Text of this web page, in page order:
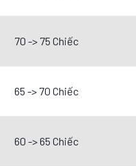
70 -> 75 Chiếc
65 -> 70 Chiếc
60 -> 65 Chiếc